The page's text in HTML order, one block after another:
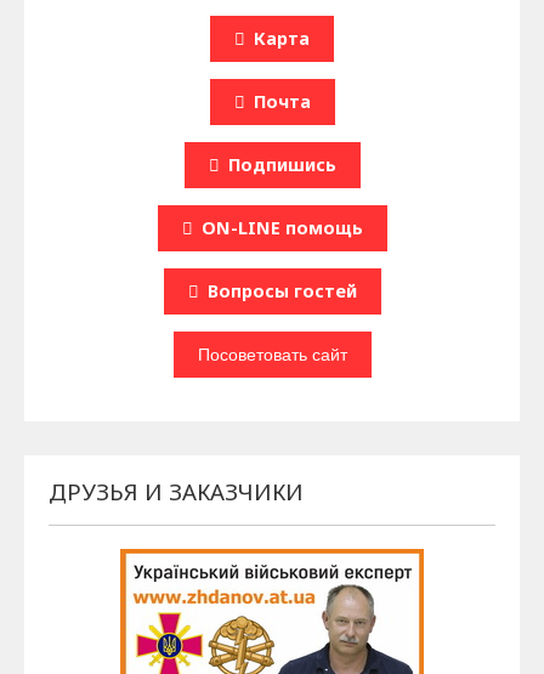
Карта
Почта
Подпишись
ON-LINE помощь
Вопроcы гостей
ДРУЗЬЯ И ЗАКАЗЧИКИ